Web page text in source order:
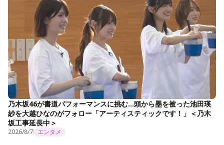
乃木坂46が書道パフォーマンスに挑む…頭から墨を被った池田瑛
紗を大越ひなのがフォロー「アーティスティックです！」＜乃木
坂工事延長中＞
2026/8/7 エンタメ